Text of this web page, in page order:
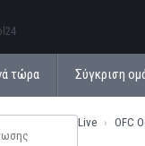
τώρα Σύγκριση
Live OFC